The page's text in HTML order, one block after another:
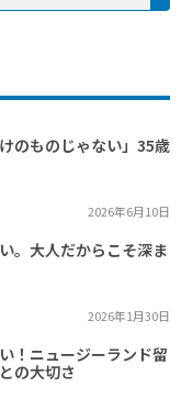
のものじゃない」35歳
2026年6月10日
。大人だからこそ深ま
2026年1月30日
！ニュージーランド留
の大切さ